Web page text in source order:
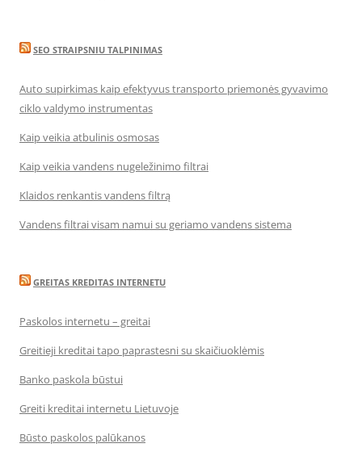
SEO STRAIPSNIU TALPINIMAS
Auto supirkimas kaip efektyvus transporto priemonės gyvavimo
ciklo valdymo instrumentas
Kaip veikia atbulinis osmosas
Kaip veikia vandens nugeležinimo filtrai
Klaidos renkantis vandens filtrą
Vandens filtrai visam namui su geriamo vandens sistema
GREITAS KREDITAS INTERNETU
Paskolos internetu – greitai
Greitieji kreditai tapo paprastesni su skaičiuoklėmis
Banko paskola būstui
Greiti kreditai internetu Lietuvoje
Būsto paskolos palūkanos